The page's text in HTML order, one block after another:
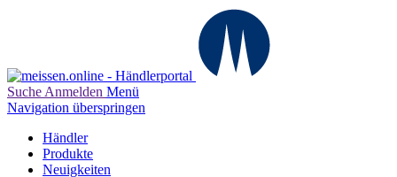
Suche Anmelden Menü
Navigation überspringen
Händler
Produkte
Neuigkeiten